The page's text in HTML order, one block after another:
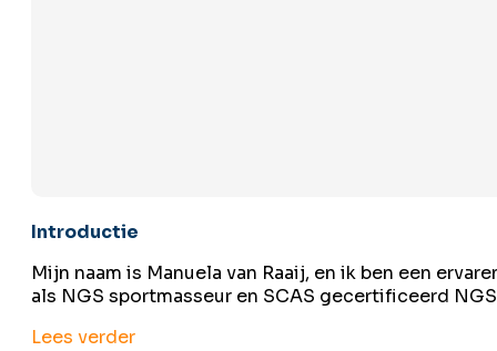
Introductie
Mijn naam is Manuela van Raaij, en ik ben een
als NGS sportmasseur en SCAS gecertificeerd
Lees verder